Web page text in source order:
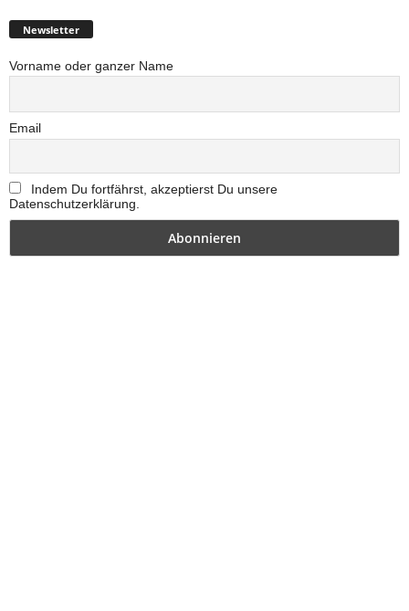
Newsletter
Vorname oder ganzer Name
Email
Indem Du fortfährst, akzeptierst Du unsere
Datenschutzerklärung.